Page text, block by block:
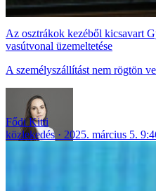
Az osztrákok kezéből kicsavart
vasútvonal üzemeltetése
A személyszállítást nem rögtön
Fődi Kitti
közlekedés
2025. március 5.